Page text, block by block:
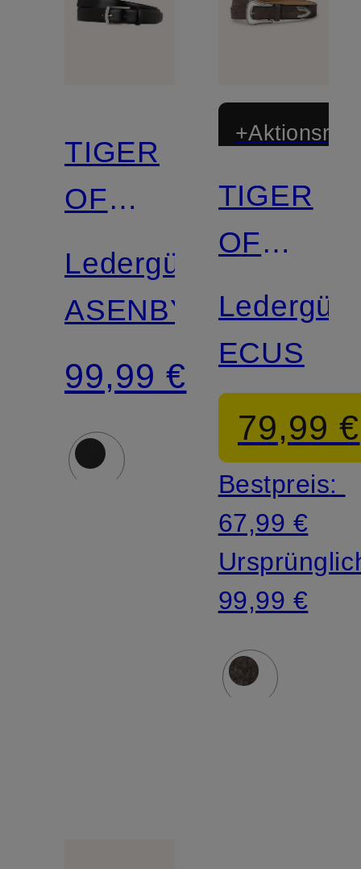
TIGER
OF
SWEDEN
Ledergürtel
ASENBY
99,99 €
TIGER
OF
SWEDEN
ECUS
79,99 €
Bestpreis:
67,99 €
99,99 €